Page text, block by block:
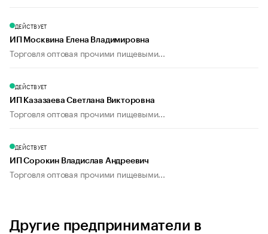
ДЕЙСТВУЕТ
ИП Москвина Елена Владимировна
Торговля оптовая прочими пищевыми...
ДЕЙСТВУЕТ
ИП Казазаева Светлана Викторовна
Торговля оптовая прочими пищевыми...
ДЕЙСТВУЕТ
ИП Сорокин Владислав Андреевич
Торговля оптовая прочими пищевыми...
Другие предприниматели в